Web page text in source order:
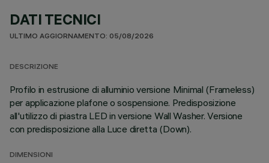
DATI TECNICI
ULTIMO AGGIORNAMENTO: 05/08/2026
DESCRIZIONE
Profilo in estrusione di alluminio versione Minimal (Frameless)
per applicazione plafone o sospensione. Predisposizione
all'utilizzo di piastra LED in versione Wall Washer. Versione
con predisposizione alla Luce diretta (Down).
DIMENSIONI